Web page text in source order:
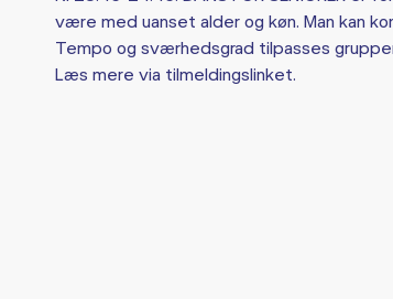
være med uanset alder og køn. Man kan
Tempo og sværhedsgrad tilpasses
Læs mere via tilmeldingslinket.